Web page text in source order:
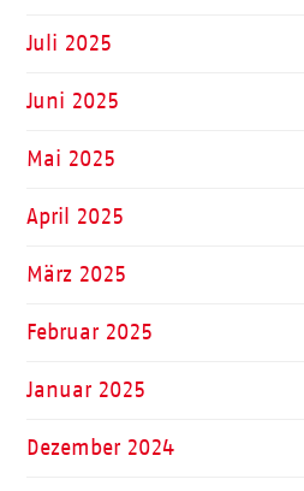
Juli 2025
Juni 2025
Mai 2025
April 2025
März 2025
Februar 2025
Januar 2025
Dezember 2024